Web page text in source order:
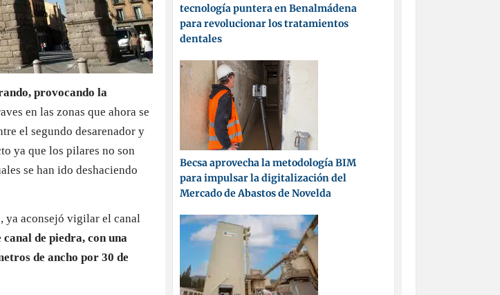
provocando la
en las zonas que ahora se
el segundo desarenador y
ya que los pilares no son
se han ido deshaciendo
ya aconsejó vigilar el canal
canal de piedra, con una
de ancho por 30 de
tecnología puntera en Benalmádena
para revolucionar los tratamientos
dentales
Becsa aprovecha la metodología BIM
para impulsar la digitalización del
Mercado de Abastos de Novelda